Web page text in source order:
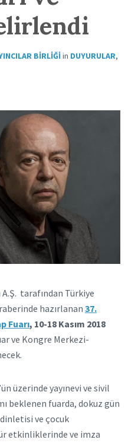
BIRLIĞIin DUYURULAR,
A.Ş. tarafından Türkiye
hazırlanan 37.
Fuarı, 10-18 Kasım 2018
ve Kongre Merkezi-
üzerinde yayınevi ve sivil
beklenen fuarda, dokuz gün
ve çocuk
etkinliklerinde ve imza